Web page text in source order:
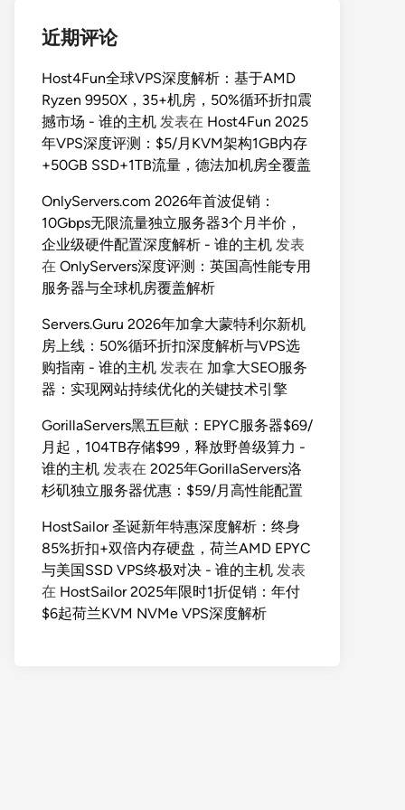
近期评论
Host4Fun全球VPS深度解析：基于AMD
Ryzen 9950X，35+机房，50%循环折扣震
撼市场 - 谁的主机 发表在 Host4Fun 2025
年VPS深度评测：$5/月KVM架构1GB内存
+50GB SSD+1TB流量，德法加机房全覆盖
OnlyServers.com 2026年首波促销：
10Gbps无限流量独立服务器3个月半价，
企业级硬件配置深度解析 - 谁的主机 发表
在 OnlyServers深度评测：英国高性能专用
服务器与全球机房覆盖解析
Servers.Guru 2026年加拿大蒙特利尔新机
房上线：50%循环折扣深度解析与VPS选
购指南 - 谁的主机 发表在 加拿大SEO服务
器：实现网站持续优化的关键技术引擎
GorillaServers黑五巨献：EPYC服务器$69/
月起，104TB存储$99，释放野兽级算力 -
谁的主机 发表在 2025年GorillaServers洛
杉矶独立服务器优惠：$59/月高性能配置
HostSailor 圣诞新年特惠深度解析：终身
85%折扣+双倍内存硬盘，荷兰AMD EPYC
与美国SSD VPS终极对决 - 谁的主机 发表
在 HostSailor 2025年限时1折促销：年付
$6起荷兰KVM NVMe VPS深度解析